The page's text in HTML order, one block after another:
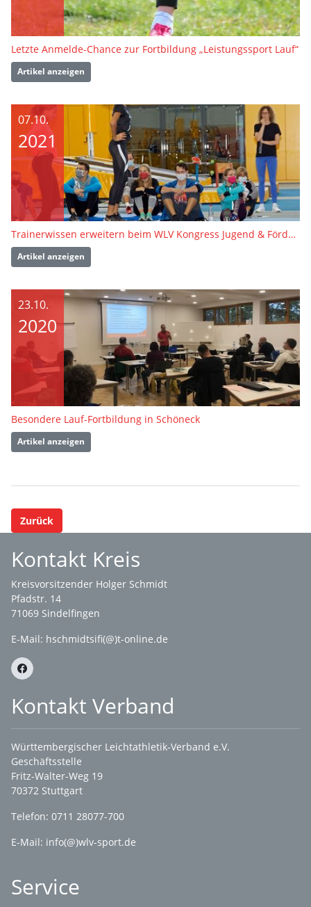
Letzte Anmelde-Chance zur Fortbildung „Leistungssport Lauf“
Artikel anzeigen
07.10.
2021
Trainerwissen erweitern beim WLV Kongress Jugend & Förderung
Artikel anzeigen
23.10.
2020
Besondere Lauf-Fortbildung in Schöneck
Artikel anzeigen
Zurück
Kontakt Kreis
Kreisvorsitzender Holger Schmidt
Pfadstr. 14
71069 Sindelfingen
E-Mail: hschmidtsifi(@)t-online.de
Kontakt Verband
Württembergischer Leichtathletik-Verband e.V.
Geschäftsstelle
Fritz-Walter-Weg 19
70372 Stuttgart
Telefon: 0711 28077-700
E-Mail: info(@)wlv-sport.de
Service